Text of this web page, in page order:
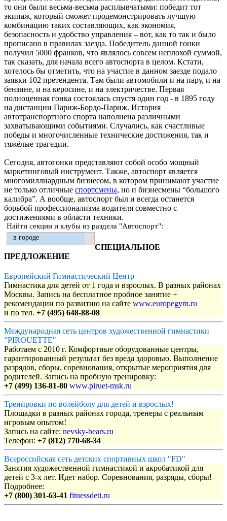
то они были весьма-весьма расплывчатыми: победит тот
экипаж, который сможет продемонстрировать лучшую
комбинацию таких составляющих, как экономия,
безопасность и удобство управления – вот, как то так и было
прописано в правилах заезда. Победитель данной гонки
получил 5000 франков, что являлось совсем неплохой суммой,
так сказать, для начала всего автоспорта в целом. Кстати,
хотелось бы отметить, что на участие в данном заезде подало
заявки 102 претендента. Там были автомобили и на пару, и на
бензине, и на керосине, и на электричестве. Первая
полноценная гонка состоялась спустя один год - в 1895 году
на дистанции Париж-Бордо-Париж. История
автотранспортного спорта наполнена различными
захватывающими событиями. Случались, как счастливые
победы и многочисленные технические достижения, так и
тяжёлые трагедии.
Сегодня, автогонки представляют собой особо мощный
маркетинговый инструмент. Также, автоспорт является
многомиллиардным бизнесом, в котором принимают участие
не только отличные спортсмены, но и бизнесмены “большого
калибра”. А вообще, автоспорт был и всегда останется
борьбой профессионализма водителя совместно с
достижениями в области техники.
Найти секции и клубы из раздела "Автоспорт":
в городе
СПЕЦИАЛЬНОЕ
ПРЕДЛОЖЕНИЕ
Европейский Гимнастический Центр
Гимнастика для детей от 1 года и взрослых. В разных районах
Москвы. Запись на бесплатное пробное занятие +
рекомендации по развитию на сайте www.europegym.ru
и по тел. +7 (495) 648-88-08
Международная сеть центров художественной гимнастики
"PIROUETTE"
Работаем с 2010 г. Комфортные оборудованные центры,
гарантированный результат без вреда здоровью. Выполнение
разрядов, сборы, соревнования, открытые мероприятия для
родителей. Запись на пробную тренировку:
+7 (499) 136-81-80 www.piruet-msk.ru
Тренировки по волейболу для детей и взрослых!
Площадки в разных районах города, тренеры с реальным
игровым опытом!
Запись на сайте: nevsky-bears.ru
Телефон: +7 (812) 770-68-34
Всероссийская сеть детских спортивных школ "FD"
Занятия художественной гимнастикой и акробатикой для
детей с 3-х лет. Идет набор. Соревнования, разряды, сборы!
Подробнее:
+7 (800) 301-63-41 fitnessdeti.ru